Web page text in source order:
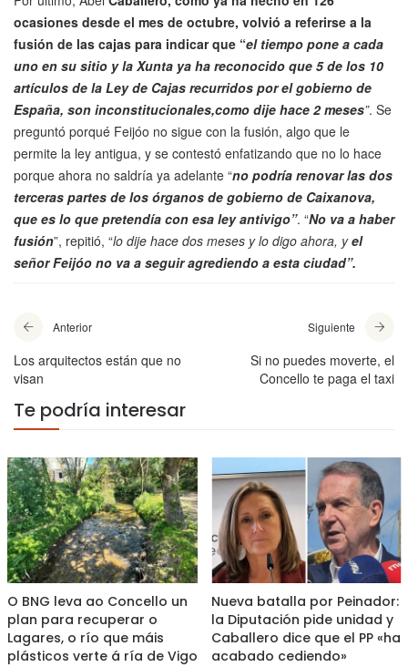
ocasiones desde el mes de octubre, volvió a referirse a la
fusión de las cajas para indicar que “el tiempo pone a cada
uno en su sitio y la Xunta ya ha reconocido que 5 de los 10
artículos de la Ley de Cajas recurridos por el gobierno de
España, son inconstitucionales,como dije hace 2 meses”. Se
preguntó porqué Feijóo no sigue con la fusión, algo que le
permite la ley antigua, y se contestó enfatizando que no lo hace
porque ahora no saldría ya adelante “no podría renovar las dos
terceras partes de los órganos de gobierno de Caixanova,
que es lo que pretendía con esa ley antivigo”. “No va a haber
fusión”, repitió, “lo dije hace dos meses y lo digo ahora, yel
señor Feijóo no va a seguir agrediendo a esta ciudad”.
Anterior
Los arquitectos están que no
visan
Siguiente
Si no puedes moverte, el
Concello te paga el taxi
Te podría interesar
O BNG leva ao Concello un
plan para recuperar o
Lagares, o río que máis
plásticos verte á ría de Vigo
Nueva batalla por Peinador:
la Diputación pide unidad y
Caballero dice que el PP «ha
acabado cediendo»